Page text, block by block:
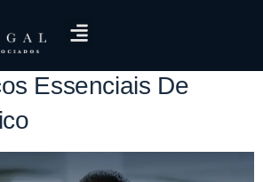
Vital
Essenciais De